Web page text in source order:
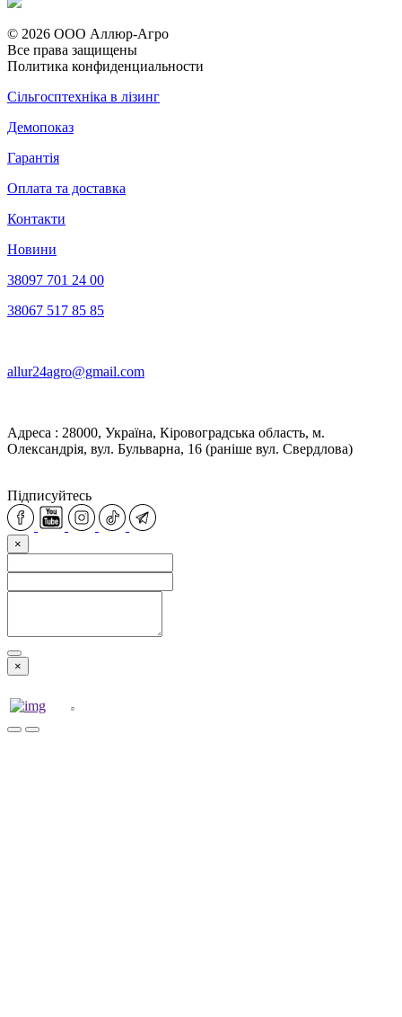
© 2026 ООО Аллюр-Агро
Все права защищены
Политика конфиденциальности
Сільгосптехніка в лізинг
Демопоказ
Гарантія
Оплата та доставка
Контакти
Новини
38097 701 24 00
38067 517 85 85
allur24agro@gmail.com
Адреса : 28000, Україна, Кіровоградська область, м.
Олександрія, вул. Бульварна, 16 (раніше вул. Свердлова)
Підписуйтесь
×
×